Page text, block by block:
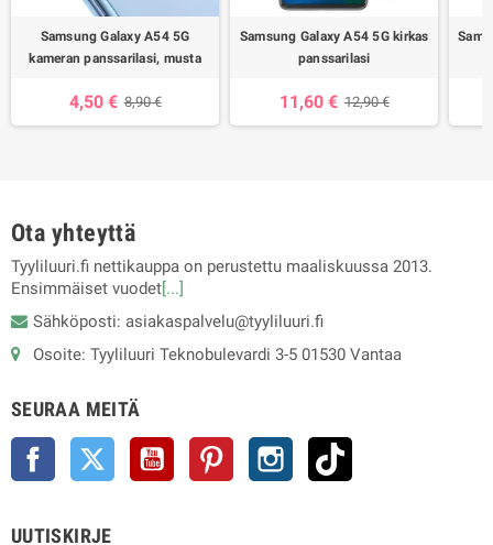
Samsung Galaxy A54 5G
kameran panssarilasi, musta
4,50 € 8,90 €
Samsung Galaxy A54 5G kirkas
panssarilasi
11,60 € 12,90 €
Ota yhteyttä
Tyyliluuri.fi nettikauppa on perustettu maaliskuussa 2013.
Ensimmäiset vuodet[...]
Sähköposti: asiakaspalvelu@tyyliluuri.fi
Osoite: Tyyliluuri Teknobulevardi 3-5 01530 Vantaa
SEURAA MEITÄ
Facebook Twitter YouTube Pinterest Instagram
UUTISKIRJE